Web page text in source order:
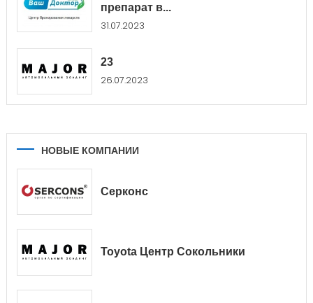
препарат в...
31.07.2023
23
26.07.2023
НОВЫЕ КОМПАНИИ
Серконс
Toyota Центр Сокольники